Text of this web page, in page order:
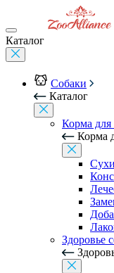
Каталог
Собаки
Каталог
Корма для
Корма
Здоровье